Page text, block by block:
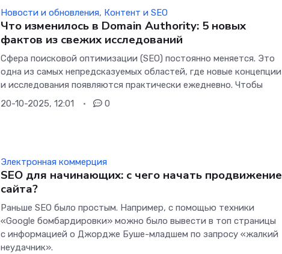
Новости и обновления, Контент и SEO
Что изменилось в Domain Authority: 5 новых
фактов из свежих исследований
Сфера поисковой оптимизации (SEO) постоянно меняется. Это
одна из самых непредсказуемых областей, где новые концепции
и исследования появляются практически ежедневно. Чтобы
20-10-2025, 12:01
0
Электронная коммерция
SEO для начинающих: с чего начать продвижение
сайта?
Раньше SEO было простым. Например, с помощью техники
«Google бомбардировки» можно было вывести в топ страницы
с информацией о Джордже Буше-младшем по запросу «жалкий
неудачник».